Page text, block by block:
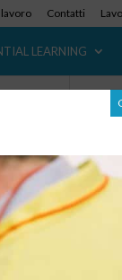
Contatti
LEARNING
dati